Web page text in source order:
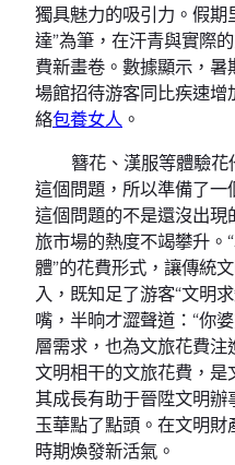
獨具魅力的吸引力。假期
達”為筆，在汗青與實際
費新畫卷。數據顯示，
場館招待游客同比疾速
絡包養女人 。
簪花、漢服等體驗
這個問題，所以準備了
這個問題的不是還沒出現
旅市場的熱度不竭攀升。
體”的花費形式，讓傳統
入，既知足了游客“文明
嘴，半晌才澀聲道：“你
層需求，也為文旅花費
文明相干的文旅花費，是
其成長有助于晉陞文明辦
玉華點了點頭。在文明
時期煥發新活氣。